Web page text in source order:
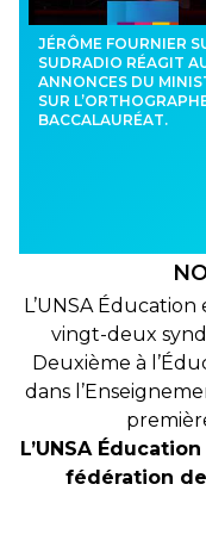
JÉRÔME FOURNIER
SUDRADIO RÉAGIT
ANNONCES DU
SUR
BACCALAURÉAT.
L’UNSA
vingt-deux
Deuxième à
dans
L’UNSA
fédération